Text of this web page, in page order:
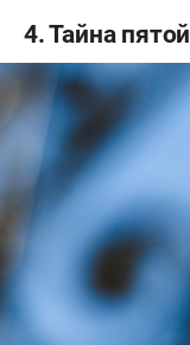
4. Тайна